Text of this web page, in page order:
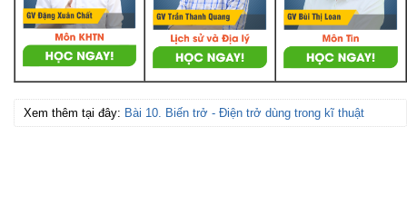
Xem thêm tại đây: Bài 10. Biến trở - Điện trở dùng trong kĩ thuật